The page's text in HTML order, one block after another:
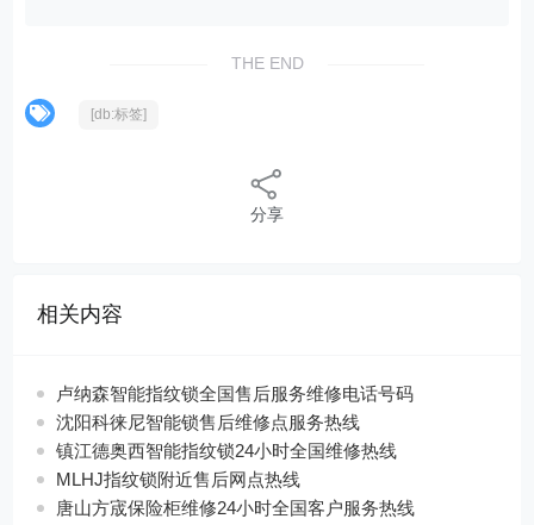
THE END
[db:标签]
分享
相关内容
卢纳森智能指纹锁全国售后服务维修电话号码
沈阳科徕尼智能锁售后维修点服务热线
镇江德奥西智能指纹锁24小时全国维修热线
MLHJ指纹锁附近售后网点热线
唐山方宬保险柜维修24小时全国客户服务热线